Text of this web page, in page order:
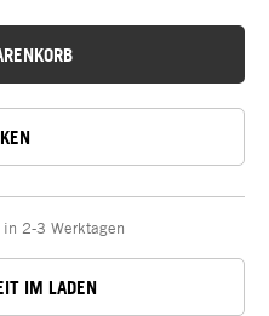
2-3 Werktagen
IM LADEN